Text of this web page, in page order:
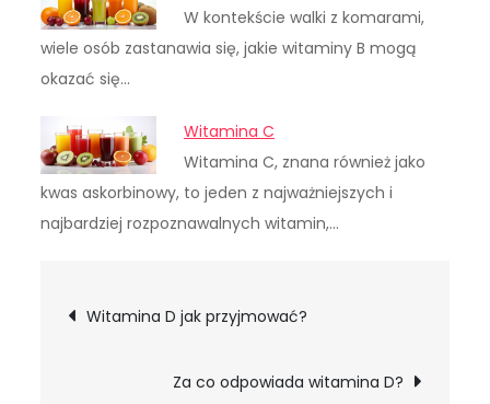
W kontekście walki z komarami,
wiele osób zastanawia się, jakie witaminy B mogą
okazać się…
Witamina C
Witamina C, znana również jako
kwas askorbinowy, to jeden z najważniejszych i
najbardziej rozpoznawalnych witamin,…
Nawigacja
wpisu
Witamina D jak przyjmować?
Za co odpowiada witamina D?